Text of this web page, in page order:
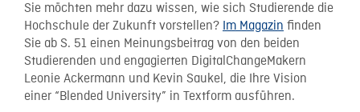
Sie möchten mehr dazu wissen, wie sich Studierende die
Hochschule der Zukunft vorstellen? Im Magazin finden
Sie ab S. 51 einen Meinungsbeitrag von den beiden
Studierenden und engagierten DigitalChangeMakern
Leonie Ackermann und Kevin Saukel, die Ihre Vision
einer “Blended University” in Textform ausführen.